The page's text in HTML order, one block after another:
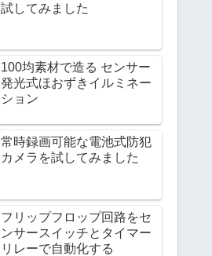
試してみました
100均素材で造る センサー
発光式ほおずきイルミネー
ション
常時録画可能な電池式防犯
カメラを試してみました
フリップフロップ回路をセ
ンサースイッチとタイマー
リレーで自動化する